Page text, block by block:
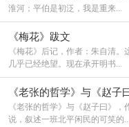
淮河；平伯是初泛，我是重来...
《梅花》跋文
《梅花》后记，作者：朱自清
几乎已经绝望。现在承开明书...
《老张的哲学》与《赵子
《老张的哲学》与《赵子曰》
说，叙述一班北平闲民的可笑的...